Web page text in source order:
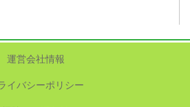
運営会社情報
イバシーポリシー